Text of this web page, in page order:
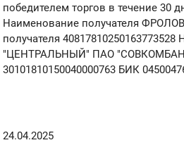
победителем торгов в течение 30
Наименование получателя
получателя
"ЦЕНТРАЛЬНЫЙ" ПАО
30101810150040000763 БИК
24.04.2025